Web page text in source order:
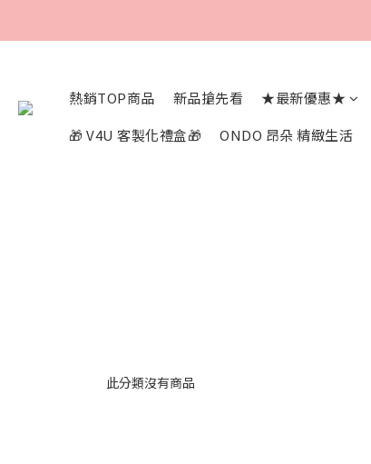
熱銷TOP商品 新品搶先看 ★最新優惠★
🎁 V4U 客製化禮盒🎁
ONDO 昂朵 精緻生活
此分類沒有商品